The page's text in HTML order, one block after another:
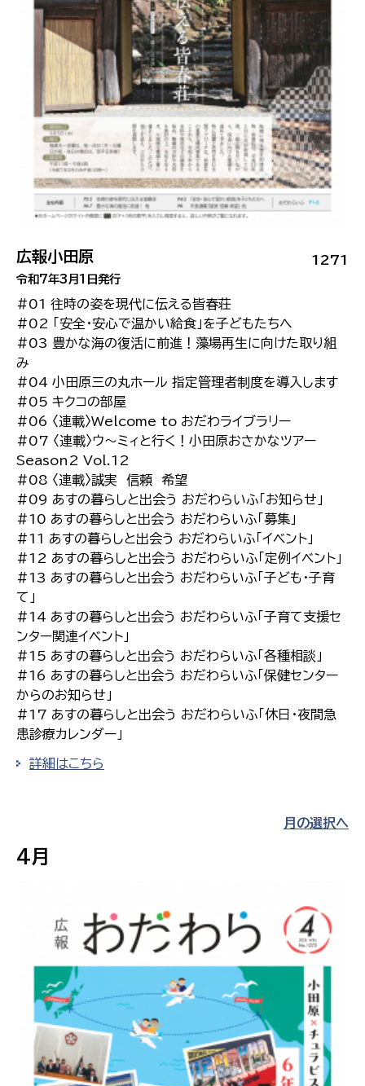
1271
広報小田原
令和7年3月1日発行
#01 往時の姿を現代に伝える皆春荘
#02 「安全・安心で温かい給食」を子どもたちへ
#03 豊かな海の復活に前進！藻場再生に向けた取り組
み
#04 小田原三の丸ホール 指定管理者制度を導入します
#05 キクコの部屋
#06 〈連載〉Welcome to おだわライブラリー
#07 〈連載〉ウ～ミィと行く！小田原おさかなツアー
Season2 Vol.12
#08 〈連載〉誠実 信頼 希望
#09 あすの暮らしと出会う おだわらいふ「お知らせ」
#10 あすの暮らしと出会う おだわらいふ「募集」
#11 あすの暮らしと出会う おだわらいふ「イベント」
#12 あすの暮らしと出会う おだわらいふ「定例イベント」
#13 あすの暮らしと出会う おだわらいふ「子ども・子育
て」
#14 あすの暮らしと出会う おだわらいふ「子育て支援セ
ンター関連イベント」
#15 あすの暮らしと出会う おだわらいふ「各種相談」
#16 あすの暮らしと出会う おだわらいふ「保健センター
からのお知らせ」
#17 あすの暮らしと出会う おだわらいふ「休日・夜間急
患診療カレンダー」
詳細はこちら
月の選択へ
4月